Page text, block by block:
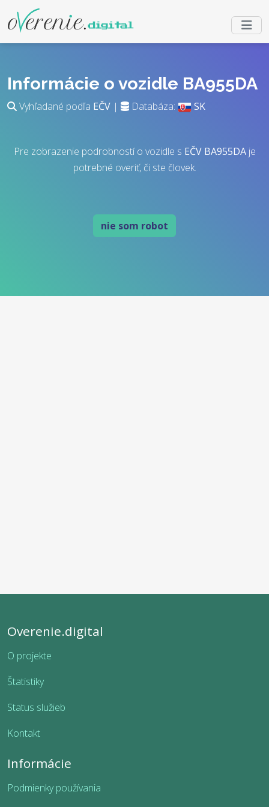
Informácie o vozidle BA955DA
Vyhľadané podľa EČV | Databáza: SK
Pre zobrazenie podrobností o vozidle s EČV BA955DAje
potrebné overiť, či ste človek.
nie som robot
Overenie.digital
O projekte
Štatistiky
Status služieb
Kontakt
Informácie
Podmienky používania